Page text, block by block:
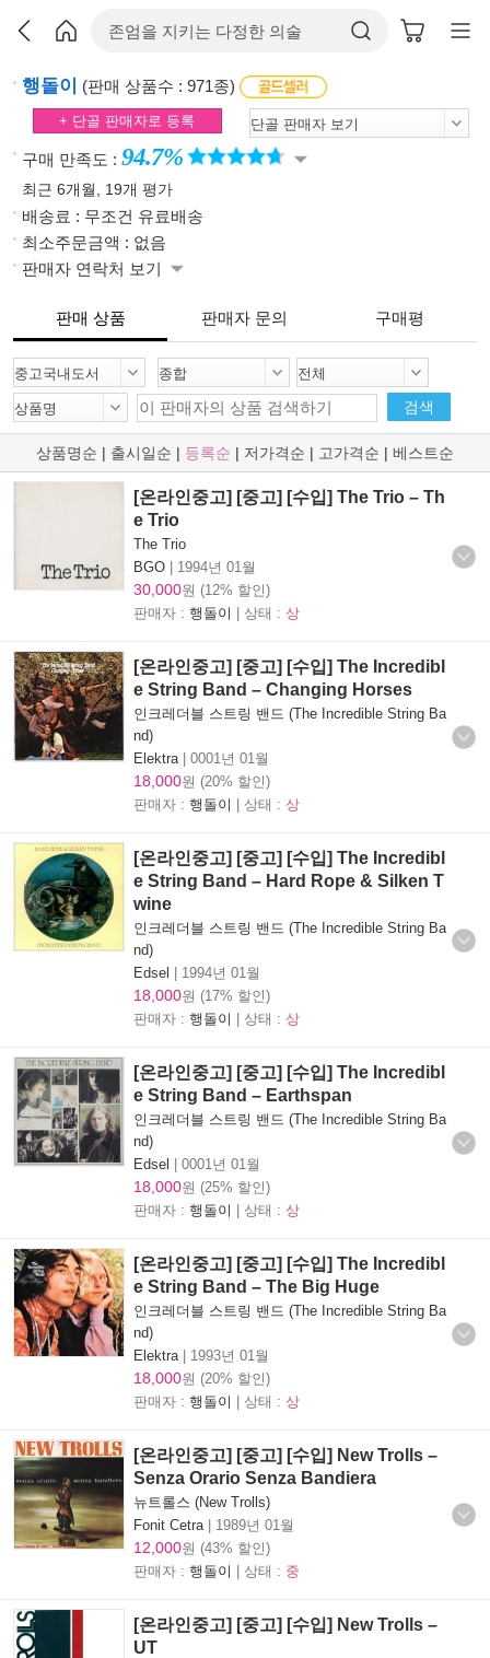
행돌이 (판매 상품수 : 971종)
+ 단골 판매자로 등록
구매 만족도 : 94.7%
최근 6개월, 19개 평가
배송료 : 무조건 유료배송
최소주문금액 : 없음
판매자 연락처 보기
판매 상품 판매자 문의 구매평
검색
상품명순 | 출시일순 | 등록순 | 저가격순 | 고가격순 | 베스트순
[온라인중고] [중고] [수입] The Trio – Th
e Trio
The Trio
BGO | 1994년 01월
30,000원 (12% 할인)
판매자 : 행돌이 | 상태 : 상
[온라인중고] [중고] [수입] The Incredibl
e String Band – Changing Horses
인크레더블 스트링 밴드 (The Incredible String Ba
nd)
Elektra | 0001년 01월
18,000원 (20% 할인)
판매자 : 행돌이 | 상태 : 상
[온라인중고] [중고] [수입] The Incredibl
e String Band – Hard Rope & Silken T
wine
인크레더블 스트링 밴드 (The Incredible String Ba
nd)
Edsel | 1994년 01월
18,000원 (17% 할인)
판매자 : 행돌이 | 상태 : 상
[온라인중고] [중고] [수입] The Incredibl
e String Band – Earthspan
인크레더블 스트링 밴드 (The Incredible String Ba
nd)
Edsel | 0001년 01월
18,000원 (25% 할인)
판매자 : 행돌이 | 상태 : 상
[온라인중고] [중고] [수입] The Incredibl
e String Band – The Big Huge
인크레더블 스트링 밴드 (The Incredible String Ba
nd)
Elektra | 1993년 01월
18,000원 (20% 할인)
판매자 : 행돌이 | 상태 : 상
[온라인중고] [중고] [수입] New Trolls –
Senza Orario Senza Bandiera
뉴트롤스 (New Trolls)
Fonit Cetra | 1989년 01월
12,000원 (43% 할인)
판매자 : 행돌이 | 상태 : 중
[온라인중고] [중고] [수입] New Trolls –
UT